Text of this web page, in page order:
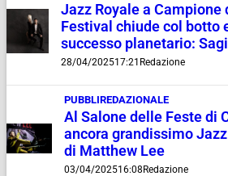
Jazz Royale a Campione
Festival chiude col botto
successo planetario:
28/04/202517:21 Redazione
PUBBLIREDAZIONALE
Al Salone delle Feste di
ancora grandissimo
di Matthew Lee
03/04/202516:08Redazione